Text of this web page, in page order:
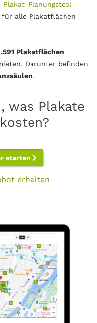
Plakat-Planungstool
für alle Plakatflächen
Plakatflächen
Darunter befinden
.
was Plakate
starten
erhalten